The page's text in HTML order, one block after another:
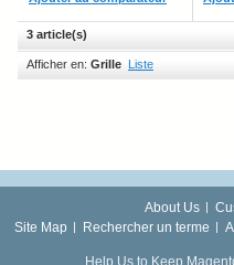
3 article(s)
Afficher en: Grille Liste
About Us
Site Map
Rechercher un terme
Help Us to Keep